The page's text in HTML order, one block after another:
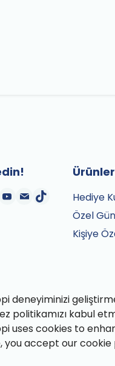
deneyiminizi
politikamızı kabul
uses cookies to
you accept our cookie
Hediye
Özel
Kişiye
ekibi tarafından özenle